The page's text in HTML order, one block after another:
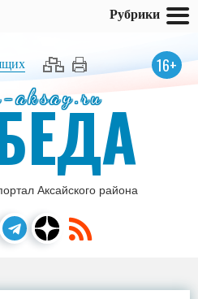
16+
aksay.ru
Аксайского района
Рубрики